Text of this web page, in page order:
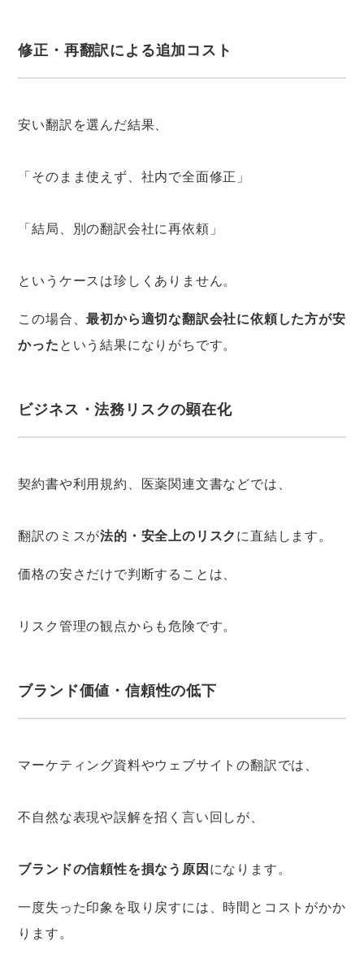
修正・再翻訳による追加コスト
安い翻訳を選んだ結果、
「そのまま使えず、社内で全面修正」
「結局、別の翻訳会社に再依頼」
というケースは珍しくありません。
この場合、最初から適切な翻訳会社に依頼した方が安
かったという結果になりがちです。
ビジネス・法務リスクの顕在化
契約書や利用規約、医薬関連文書などでは、
翻訳のミスが法的・安全上のリスクに直結します。
価格の安さだけで判断することは、
リスク管理の観点からも危険です。
ブランド価値・信頼性の低下
マーケティング資料やウェブサイトの翻訳では、
不自然な表現や誤解を招く言い回しが、
ブランドの信頼性を損なう原因になります。
一度失った印象を取り戻すには、時間とコストがかか
ります。